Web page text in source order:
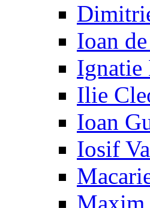
Ioan
Ignatie
Ilie
Ioan
Iosif